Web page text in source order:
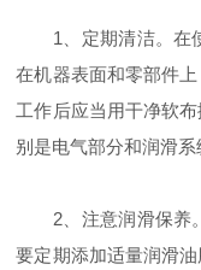
1、定期清洁。在使
在机器表面和零部件
工作后应当用干净软
别是电气部分和润滑系
2、注意润滑保养。
要定期添加适量润滑